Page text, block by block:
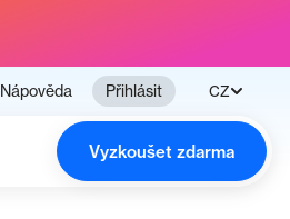
Nápověda Přihlásit CZ
Vyzkoušet zdarma